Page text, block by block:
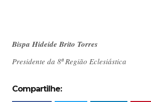
Bispa Hideide Brito Torres
Presidente da 8ª Região Eclesiástica
Compartilhe: